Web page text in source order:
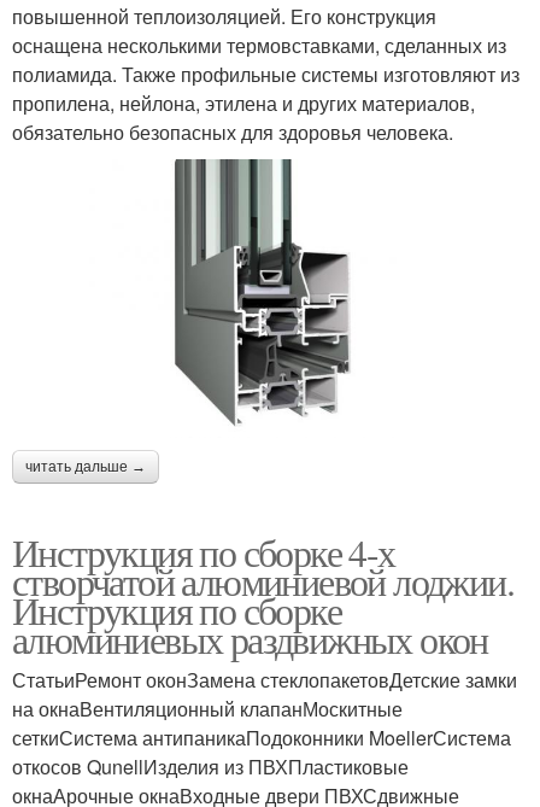
повышенной теплоизоляцией. Его конструкция
оснащена несколькими термовставками, сделанных из
полиамида. Также профильные системы изготовляют из
пропилена, нейлона, этилена и других материалов,
обязательно безопасных для здоровья человека.
читать дальше →
Инструкция по сборке 4-х
створчатой алюминиевой лоджии.
Инструкция по сборке
алюминиевых раздвижных окон
СтатьиРемонт оконЗамена стеклопакетовДетские замки
на окнаВентиляционный клапанМоскитные
сеткиСистема антипаникаПодоконники MoellerСистема
откосов QunellИзделия из ПВХПластиковые
окнаАрочные окнаВходные двери ПВХСдвижные